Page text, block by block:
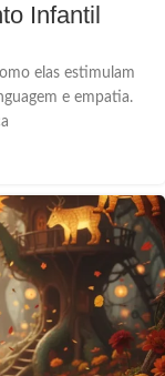
Infantil
elas estimulam
e empatia.